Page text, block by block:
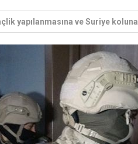
yapılanmasına ve Suriye